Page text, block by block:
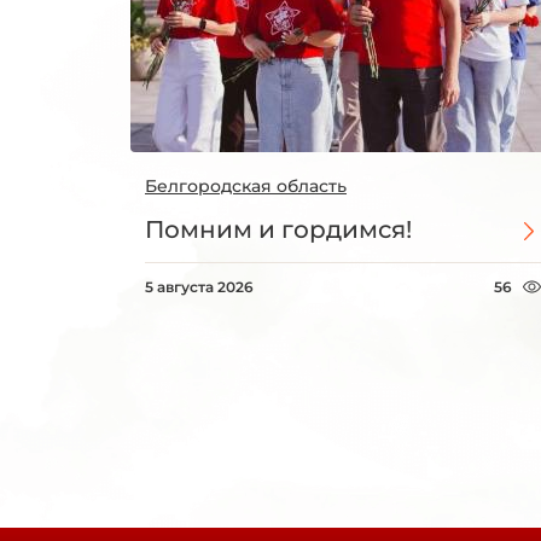
Белгородская область
Помним и гордимся!
5 августа 2026 56